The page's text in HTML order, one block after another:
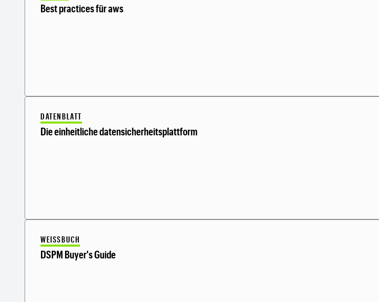
Best practices für aws
DATENBLATT
Die einheitliche datensicherheitsplattform
WEISSBUCH
DSPM Buyer's Guide